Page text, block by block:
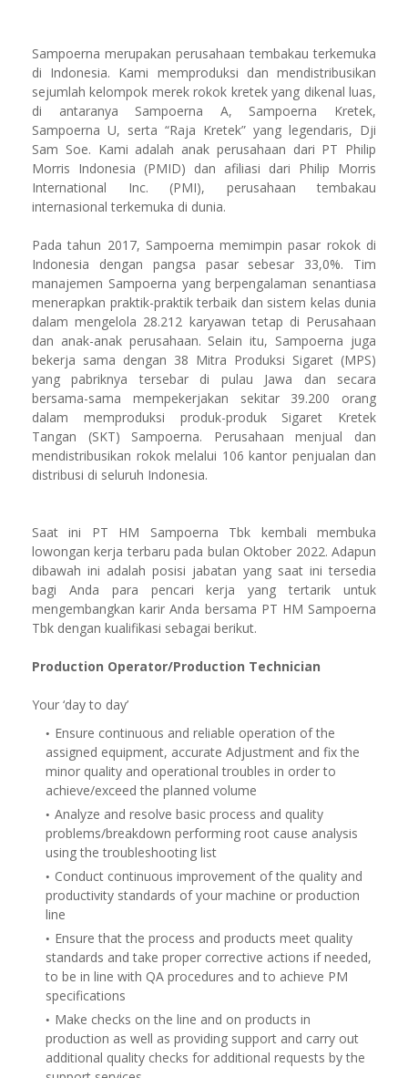
Sampoerna merupakan perusahaan tembakau terkemuka
di Indonesia. Kami memproduksi dan mendistribusikan
sejumlah kelompok merek rokok kretek yang dikenal luas,
di antaranya Sampoerna A, Sampoerna Kretek,
Sampoerna U, serta “Raja Kretek” yang legendaris, Dji
Sam Soe. Kami adalah anak perusahaan dari PT Philip
Morris Indonesia (PMID) dan afiliasi dari Philip Morris
International Inc. (PMI), perusahaan tembakau
internasional terkemuka di dunia.
Pada tahun 2017, Sampoerna memimpin pasar rokok di
Indonesia dengan pangsa pasar sebesar 33,0%. Tim
manajemen Sampoerna yang berpengalaman senantiasa
menerapkan praktik-praktik terbaik dan sistem kelas dunia
dalam mengelola 28.212 karyawan tetap di Perusahaan
dan anak-anak perusahaan. Selain itu, Sampoerna juga
bekerja sama dengan 38 Mitra Produksi Sigaret (MPS)
yang pabriknya tersebar di pulau Jawa dan secara
bersama-sama mempekerjakan sekitar 39.200 orang
dalam memproduksi produk-produk Sigaret Kretek
Tangan (SKT) Sampoerna. Perusahaan menjual dan
mendistribusikan rokok melalui 106 kantor penjualan dan
distribusi di seluruh Indonesia.
Saat ini PT HM Sampoerna Tbk kembali membuka
lowongan kerja terbaru pada bulan Oktober 2022. Adapun
dibawah ini adalah posisi jabatan yang saat ini tersedia
bagi Anda para pencari kerja yang tertarik untuk
mengembangkan karir Anda bersama PT HM Sampoerna
Tbk dengan kualifikasi sebagai berikut.
Production Operator/Production Technician
Your ‘day to day’
Ensure continuous and reliable operation of the
assigned equipment, accurate Adjustment and fix the
minor quality and operational troubles in order to
achieve/exceed the planned volume
Analyze and resolve basic process and quality
problems/breakdown performing root cause analysis
using the troubleshooting list
Conduct continuous improvement of the quality and
productivity standards of your machine or production
line
Ensure that the process and products meet quality
standards and take proper corrective actions if needed,
to be in line with QA procedures and to achieve PM
specifications
Make checks on the line and on products in
production as well as providing support and carry out
additional quality checks for additional requests by the